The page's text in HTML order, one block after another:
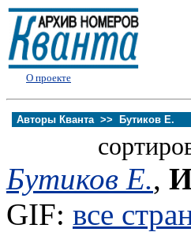
О проекте
Авторы Кванта >> Бутиков Е.
Бутиков Е.,
GIF: все